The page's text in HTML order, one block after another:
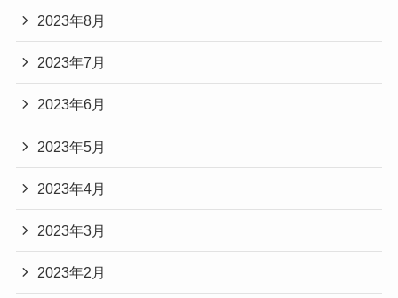
2023年8月
2023年7月
2023年6月
2023年5月
2023年4月
2023年3月
2023年2月